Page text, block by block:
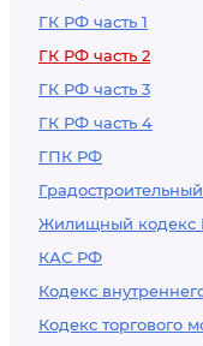
ГК РФ часть 1
ГК РФ часть 2
ГК РФ часть 3
ГК РФ часть 4
ГПК РФ
Жилищный кодекс
КАС РФ
Кодекс
Кодекс торгового